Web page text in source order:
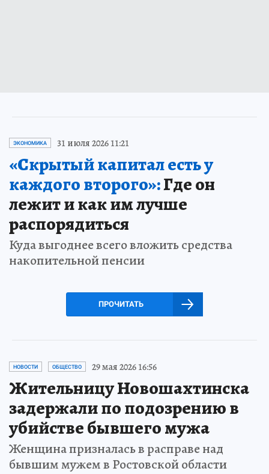
ЭКОНОМИКА 31 июля 2026 11:21
«Скрытый капитал есть у
каждого второго»:Где он
лежит и как им лучше
распорядиться
Куда выгоднее всего вложить средства
накопительной пенсии
ПРОЧИТАТЬ
НОВОСТИ ОБЩЕСТВО 29 мая 2026 16:56
Жительницу Новошахтинска
задержали по подозрению в
убийстве бывшего мужа
Женщина призналась в расправе над
бывшим мужем в Ростовской области